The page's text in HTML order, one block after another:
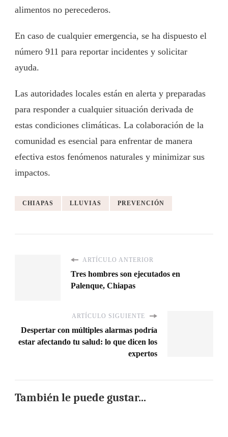
alimentos no perecederos.
En caso de cualquier emergencia, se ha dispuesto el
número 911 para reportar incidentes y solicitar
ayuda.
Las autoridades locales están en alerta y preparadas
para responder a cualquier situación derivada de
estas condiciones climáticas. La colaboración de la
comunidad es esencial para enfrentar de manera
efectiva estos fenómenos naturales y minimizar sus
impactos.
CHIAPAS LLUVIAS PREVENCIÓN
ARTÍCULO ANTERIOR
Tres hombres son ejecutados en
Palenque, Chiapas
ARTÍCULO SIGUIENTE
Despertar con múltiples alarmas podría
estar afectando tu salud: lo que dicen los
expertos
También le puede gustar...